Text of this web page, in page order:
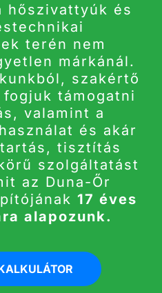
hőszivattyúk és
terén nem
márkánál.
szakértő
támogatni
valamint a
és akár
tisztítás
szolgáltatást
az Duna-Őr
17 éves
alapozunk.